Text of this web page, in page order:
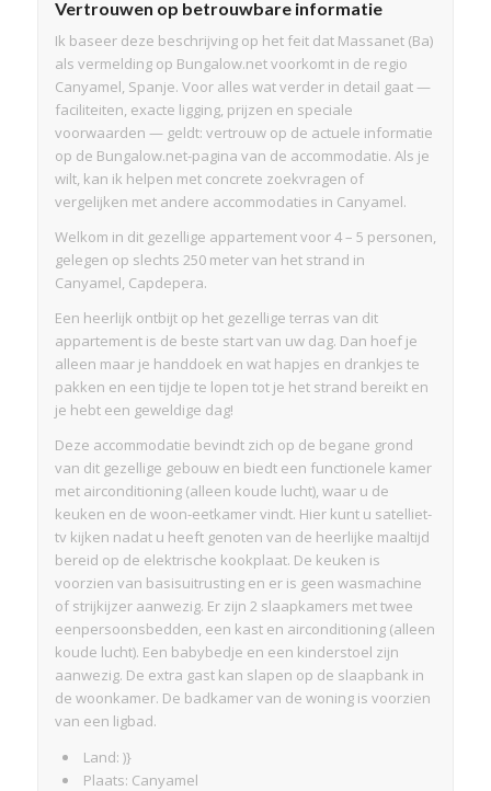
Vertrouwen op betrouwbare informatie
Ik baseer deze beschrijving op het feit dat Massanet (Ba)
als vermelding op Bungalow.net voorkomt in de regio
Canyamel, Spanje. Voor alles wat verder in detail gaat —
faciliteiten, exacte ligging, prijzen en speciale
voorwaarden — geldt: vertrouw op de actuele informatie
op de Bungalow.net-pagina van de accommodatie. Als je
wilt, kan ik helpen met concrete zoekvragen of
vergelijken met andere accommodaties in Canyamel.
Welkom in dit gezellige appartement voor 4 – 5 personen,
gelegen op slechts 250 meter van het strand in
Canyamel, Capdepera.
Een heerlijk ontbijt op het gezellige terras van dit
appartement is de beste start van uw dag. Dan hoef je
alleen maar je handdoek en wat hapjes en drankjes te
pakken en een tijdje te lopen tot je het strand bereikt en
je hebt een geweldige dag!
Deze accommodatie bevindt zich op de begane grond
van dit gezellige gebouw en biedt een functionele kamer
met airconditioning (alleen koude lucht), waar u de
keuken en de woon-eetkamer vindt. Hier kunt u satelliet-
tv kijken nadat u heeft genoten van de heerlijke maaltijd
bereid op de elektrische kookplaat. De keuken is
voorzien van basisuitrusting en er is geen wasmachine
of strijkijzer aanwezig. Er zijn 2 slaapkamers met twee
eenpersoonsbedden, een kast en airconditioning (alleen
koude lucht). Een babybedje en een kinderstoel zijn
aanwezig. De extra gast kan slapen op de slaapbank in
de woonkamer. De badkamer van de woning is voorzien
van een ligbad.
Land: )}
Plaats: Canyamel